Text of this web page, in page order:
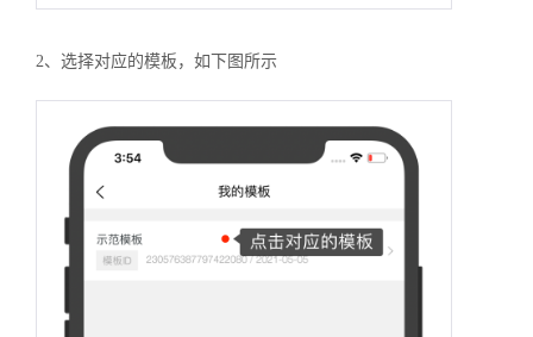
2、选择对应的模板，如下图所示